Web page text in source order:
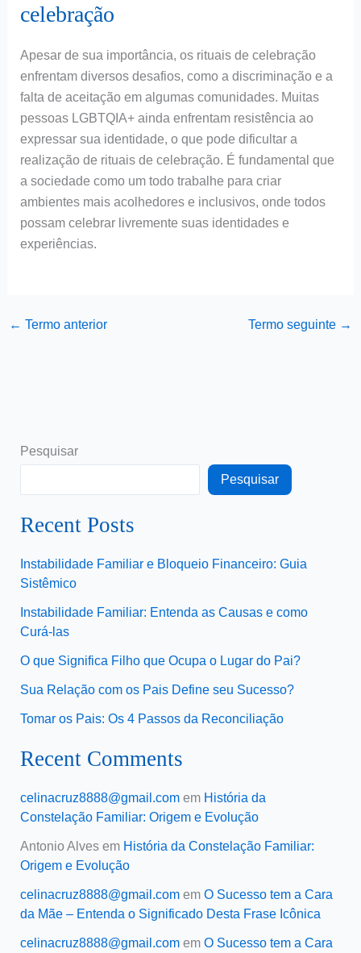
celebração
Apesar de sua importância, os rituais de celebração
enfrentam diversos desafios, como a discriminação e a
falta de aceitação em algumas comunidades. Muitas
pessoas LGBTQIA+ ainda enfrentam resistência ao
expressar sua identidade, o que pode dificultar a
realização de rituais de celebração. É fundamental que
a sociedade como um todo trabalhe para criar
ambientes mais acolhedores e inclusivos, onde todos
possam celebrar livremente suas identidades e
experiências.
← Termo anterior Termo seguinte →
Pesquisar
Pesquisar
Recent Posts
Instabilidade Familiar e Bloqueio Financeiro: Guia
Sistêmico
Instabilidade Familiar: Entenda as Causas e como
Curá-las
O que Significa Filho que Ocupa o Lugar do Pai?
Sua Relação com os Pais Define seu Sucesso?
Tomar os Pais: Os 4 Passos da Reconciliação
Recent Comments
celinacruz8888@gmail.comem História da
Constelação Familiar: Origem e Evolução
Antonio Alvesem História da Constelação Familiar:
Origem e Evolução
celinacruz8888@gmail.comem O Sucesso tem a Cara
da Mãe – Entenda o Significado Desta Frase Icônica
celinacruz8888@gmail.comem O Sucesso tem a Cara